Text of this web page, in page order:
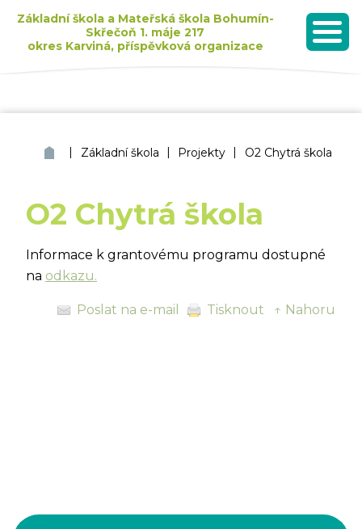
Základní škola a Mateřská škola Bohumín-
Skřečoň 1. máje 217
okres Karviná, příspěvková organizace
MENU
ZŠ a MŠ Bohumín Skřečoň
| Základní škola | Projekty | O2 Chytrá škola
O2 Chytrá škola
Informace k grantovému programu dostupné
na odkazu.
Poslat na e-mail Tisknout ↑ Nahoru